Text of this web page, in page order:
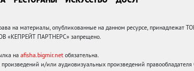
на материалы, опубликованные на данном ресурсе, принадлежат
«КЕПРЕЙТ ПАРТНЕРС» запрещено.
на afisha.bigmir.net обязательна.
и/или аудиовизуальных произведений правообладателя